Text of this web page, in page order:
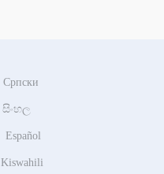
Српски
සිංහල
Español
Kiswahili